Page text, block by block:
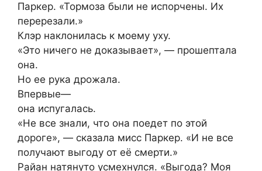
Паркер. «Тормоза были не испорчены. Их
перерезали.»
Клэр наклонилась к моему уху.
«Это ничего не доказывает», — прошептала
она.
Но ее рука дрожала.
Впервые—
она испугалась.
«Не все знали, что она поедет по этой
дороге», — сказала мисс Паркер. «И не все
получают выгоду от её смерти.»
Райан натянуто усмехнулся. «Выгода? Моя